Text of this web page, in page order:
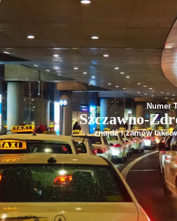
Numer
Szczawno-
znajdź i zamów